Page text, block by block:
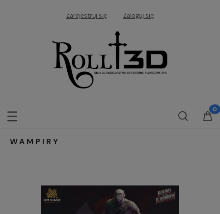
Zarejestruj się Zaloguj się
WAMPIRY